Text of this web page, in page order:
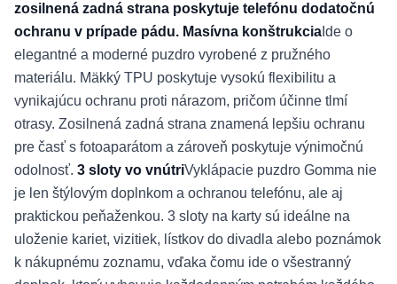
zosilnená zadná strana poskytuje telefónu dodatočnú
ochranu v prípade pádu. Masívna konštrukcia Ide o
elegantné a moderné puzdro vyrobené z pružného
materiálu. Mäkký TPU poskytuje vysokú flexibilitu a
vynikajúcu ochranu proti nárazom, pričom účinne tlmí
otrasy. Zosilnená zadná strana znamená lepšiu ochranu
pre časť s fotoaparátom a zároveň poskytuje výnimočnú
odolnosť. 3 sloty vo vnútriVyklápacie puzdro Gomma nie
je len štýlovým doplnkom a ochranou telefónu, ale aj
praktickou peňaženkou. 3 sloty na karty sú ideálne na
uloženie kariet, vizitiek, lístkov do divadla alebo poznámok
k nákupnému zoznamu, vďaka čomu ide o všestranný